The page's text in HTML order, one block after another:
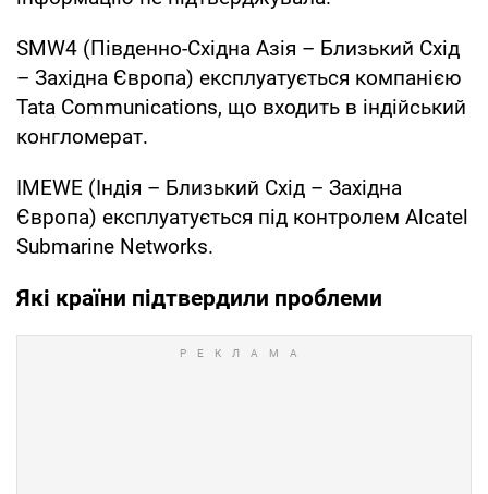
SMW4 (Південно-Східна Азія – Близький Схід
– Західна Європа) експлуатується компанією
Tata Communications, що входить в індійський
конгломерат.
IMEWE (Індія – Близький Схід – Західна
Європа) експлуатується під контролем Alcatel
Submarine Networks.
Які країни підтвердили проблеми